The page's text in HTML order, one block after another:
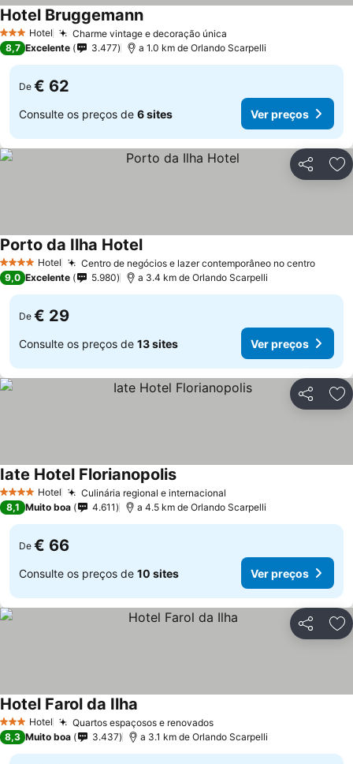
3 EstrelasHotel Charme vintage e decoração única
Hotel BruggemannVer preços
8,7 Excelente 3.477 a 1.0 km de Orlando Scarpelli
De € 62
Consulte os preços de 6 sites Ver preços
Partilhar
4 EstrelasHotel Centro de negócios e lazer contemporâneo no centroVer
Porto da Ilha HotelVer preços
9,0 Excelente 5.980 a 3.4 km de Orlando Scarpelli
De € 29
Consulte os preços de 13 sites Ver preços
Partilhar
4 EstrelasHotel Culinária regional e internacional
Iate Hotel FlorianopolisVer preços
8,1 Muito boa 4.611 a 4.5 km de Orlando Scarpelli
De € 66
Consulte os preços de 10 sites Ver preços
Partilhar
3 EstrelasHotel Quartos espaçosos e renovadosVer preços
Hotel Farol da Ilha
8,3 Muito boa 3.437 a 3.1 km de Orlando Scarpelli